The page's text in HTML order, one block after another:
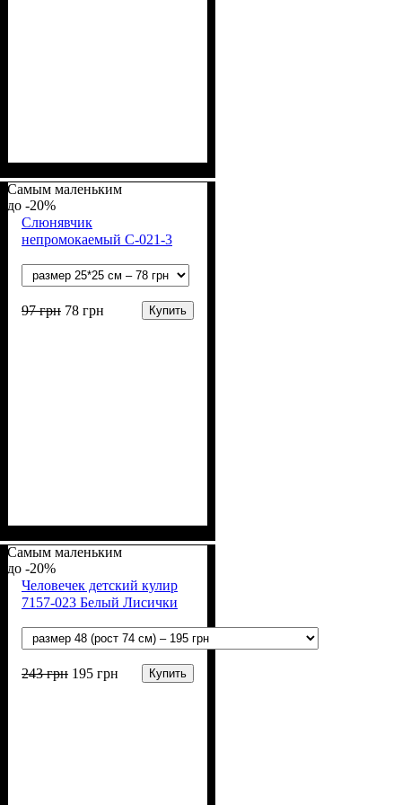
Самым маленьким
-20%
Слюнявчик
непромокаемый С-021-3
97грн 78 грн Купить
Самым маленьким
-20%
Человечек детский кулир
7157-023 Белый Лисички
243грн 195 грн Купить